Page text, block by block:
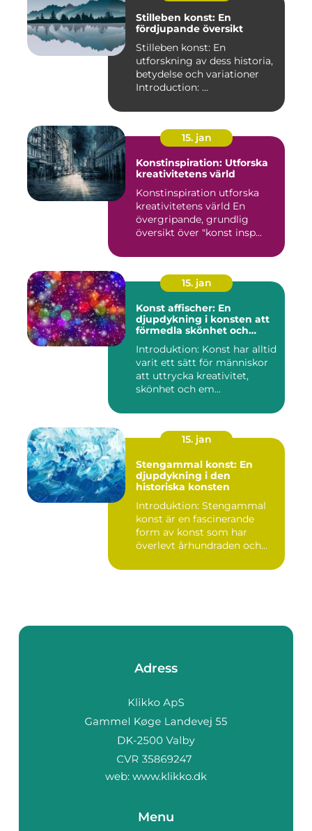
Stilleben konst: En
fördjupande översikt
Stilleben konst: En
utforskning av dess historia,
betydelse och variationer
Introduction: ...
15. jan
Konstinspiration: Utforska
kreativitetens värld
Konstinspiration utforska
kreativitetens värld En
övergripande, grundlig
översikt över "konst insp...
15. jan
Konst affischer: En
djupdykning i konsten att
förmedla skönhet och
Introduktion: Konst har alltid
varit ett sätt för människor
att uttrycka kreativitet,
skönhet och em...
15. jan
Stengammal konst: En
djupdykning i den
historiska konsten
Introduktion: Stengammal
konst är en fascinerande
form av konst som har
överlevt århundraden och
Adress
web: www.klikko.dk
Menu